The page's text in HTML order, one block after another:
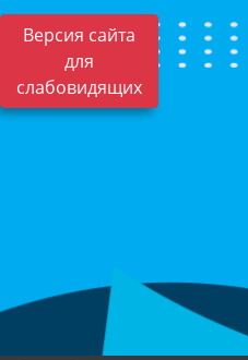
Версия сайта
для
слабовидящих